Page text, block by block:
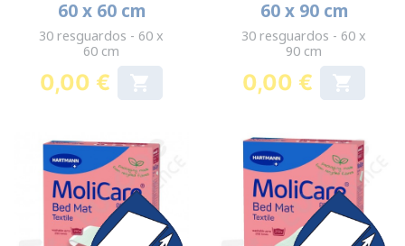
60 x 60 cm
30 resguardos - 60 x
60 cm
Preço
0,00 € 
60 x 90 cm
30 resguardos - 60 x
90 cm
Preço
0,00 € 